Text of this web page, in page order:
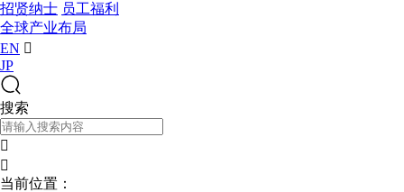
招贤纳士 员工福利
全球产业布局
EN 
JP
搜索


当前位置：